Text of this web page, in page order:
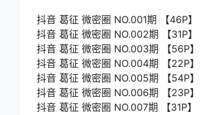
抖音 葛征 微密圈 NO.001期 【46P】
抖音 葛征 微密圈 NO.002期 【31P】
抖音 葛征 微密圈 NO.003期 【56P】
抖音 葛征 微密圈 NO.004期 【22P】
抖音 葛征 微密圈 NO.005期 【54P】
抖音 葛征 微密圈 NO.006期 【23P】
抖音 葛征 微密圈 NO.007期 【31P】